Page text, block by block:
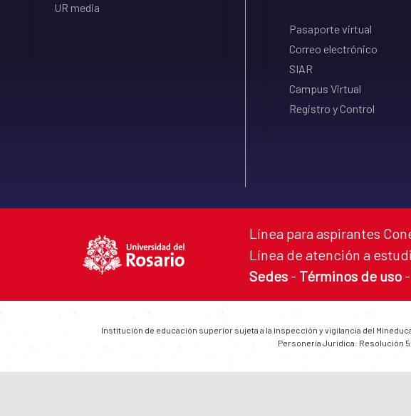
UR media
Pasaporte virtual
Correo electrónico
SIAR
Campus Virtual
Registro y Control
Línea para aspirantes
Línea de atención a
Sedes - Términos de uso -
Institución de educación superior sujeta a la inspección y vigilancia del
Personería Jurídica: Resolución